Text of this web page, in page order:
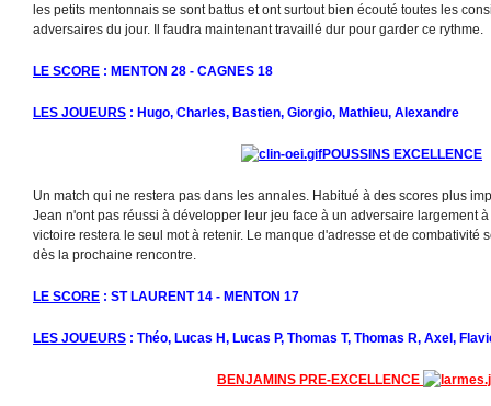
les petits mentonnais se sont battus et ont surtout bien écouté toutes les
adversaires du jour. Il faudra maintenant travaillé dur pour garder ce rythme.
LE SCORE : MENTON 28 - CAGNES 18
LES JOUEURS : Hugo, Charles, Bastien, Giorgio, Mathieu, Alexandre
POUSSINS EXCELLENCE
Un match qui ne restera pas dans les annales. Habitué à des scores plus
Jean n'ont pas réussi à développer leur jeu face à un adversaire largement
victoire restera le seul mot à retenir. Le manque d'adresse et de combativité
dès la prochaine rencontre.
LE SCORE : ST LAURENT 14 - MENTON 17
LES JOUEURS : Théo, Lucas H, Lucas P, Thomas T, Thomas R, Axel,
BENJAMINS PRE-EXCELLENCE